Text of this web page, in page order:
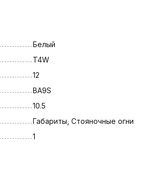
Белый
T4W
12
BA9S
10.5
Габариты, Стояночные огни
1